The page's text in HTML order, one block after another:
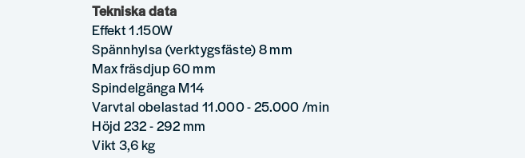
Tekniska data
Effekt 1.150W
Spännhylsa (verktygsfäste) 8 mm
Max fräsdjup 60 mm
Spindelgänga M14
Varvtal obelastad 11.000 - 25.000 /min
Höjd 232 - 292 mm
Vikt 3,6 kg